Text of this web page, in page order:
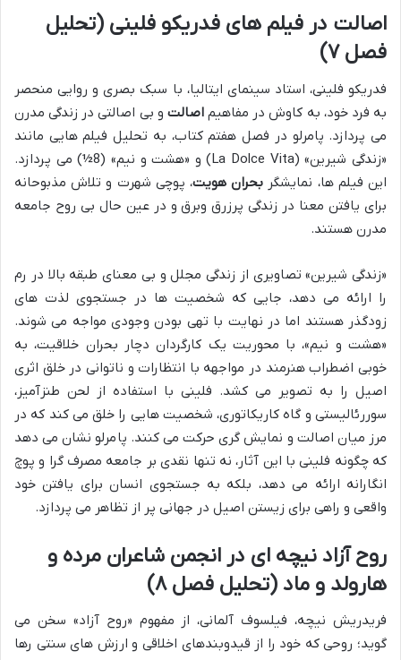
اصالت در فیلم های فدریکو فلینی (تحلیل
فصل ۷)
فدریکو فلینی، استاد سینمای ایتالیا، با سبک بصری و روایی منحصر
به فرد خود، به کاوش در مفاهیماصالت و بی اصالتی در زندگی مدرن
می پردازد. پامرلو در فصل هفتم کتاب، به تحلیل فیلم هایی مانند
«زندگی شیرین» (La Dolce Vita) و «هشت و نیم» (8½) می پردازد.
این فیلم ها، نمایشگر بحران هویت، پوچی شهرت و تلاش مذبوحانه
برای یافتن معنا در زندگی پرزرق وبرق و در عین حال بی روح جامعه
مدرن هستند.
«زندگی شیرین» تصاویری از زندگی مجلل و بی معنای طبقه بالا در رم
را ارائه می دهد، جایی که شخصیت ها در جستجوی لذت های
زودگذر هستند اما در نهایت با تهی بودن وجودی مواجه می شوند.
«هشت و نیم»، با محوریت یک کارگردان دچار بحران خلاقیت، به
خوبی اضطراب هنرمند در مواجهه با انتظارات و ناتوانی در خلق اثری
اصیل را به تصویر می کشد. فلینی با استفاده از لحن طنزآمیز،
سوررئالیستی و گاه کاریکاتوری، شخصیت هایی را خلق می کند که در
مرز میان اصالت و نمایش گری حرکت می کنند. پامرلو نشان می دهد
که چگونه فلینی با این آثار، نه تنها نقدی بر جامعه مصرف گرا و پوچ
انگارانه ارائه می دهد، بلکه به جستجوی انسان برای یافتن خود
واقعی و راهی برای زیستن اصیل در جهانی پر از تظاهر می پردازد.
روح آزاد نیچه ای در انجمن شاعران مرده و
هارولد و ماد (تحلیل فصل ۸)
فریدریش نیچه، فیلسوف آلمانی، از مفهوم «روح آزاد» سخن می
گوید؛ روحی که خود را از قیدوبندهای اخلاقی و ارزش های سنتی رها